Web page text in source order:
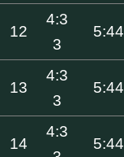
12
4:3
3
5:44
13
4:3
3
5:44
14
4:3
5:44